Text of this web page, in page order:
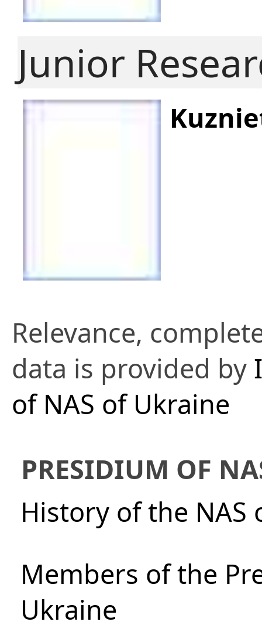
Junior
Relevance,
data is provided by
of NAS of Ukraine
PRESIDIUM OF
History of the NAS
Members of the
Ukraine